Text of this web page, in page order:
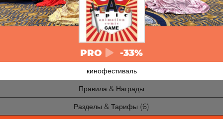
PRO -33%
кинофестиваль
Правила & Награды
Разделы & Тарифы (6)